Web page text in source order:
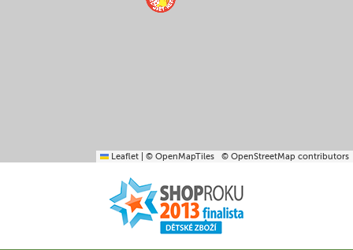
Leaflet © OpenMapTiles © OpenStreetMap contributors